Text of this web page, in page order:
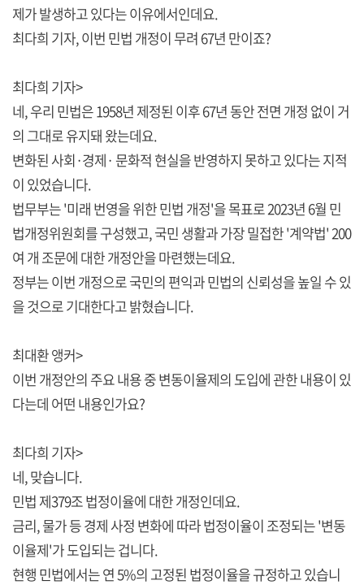
제가 발생하고 있다는 이유에서인데요.
최다희 기자, 이번 민법 개정이 무려 67년 만이죠?
최다희 기자>
네, 우리 민법은 1958년 제정된 이후 67년 동안 전면 개정 없이 거
의 그대로 유지돼 왔는데요.
변화된 사회·경제· 문화적 현실을 반영하지 못하고 있다는 지적
이 있었습니다.
법무부는 '미래 번영을 위한 민법 개정'을 목표로 2023년 6월 민
법개정위원회를 구성했고, 국민 생활과 가장 밀접한 '계약법' 200
여 개 조문에 대한 개정안을 마련했는데요.
정부는 이번 개정으로 국민의 편익과 민법의 신뢰성을 높일 수 있
을 것으로 기대한다고 밝혔습니다.
최대환 앵커>
이번 개정안의 주요 내용 중 변동이율제의 도입에 관한 내용이 있
다는데 어떤 내용인가요?
최다희 기자>
네, 맞습니다.
민법 제379조 법정이율에 대한 개정인데요.
금리, 물가 등 경제 사정 변화에 따라 법정이율이 조정되는 '변동
이율제'가 도입되는 겁니다.
현행 민법에서는 연 5%의 고정된 법정이율을 규정하고 있습니